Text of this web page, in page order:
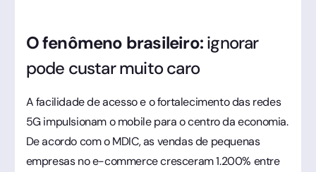
O fenômeno brasileiro:ignorar
pode custar muito caro
A facilidade de acesso e o fortalecimento das redes
5G impulsionam o mobile para o centro da economia.
De acordo com o MDIC, as vendas de pequenas
empresas no e-commerce cresceram 1.200% entre